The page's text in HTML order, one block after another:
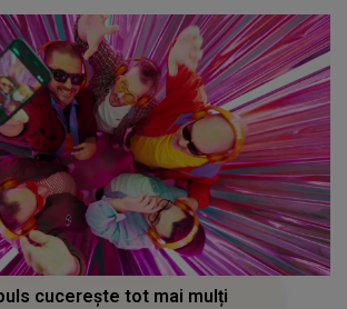
cucerește tot mai mulți